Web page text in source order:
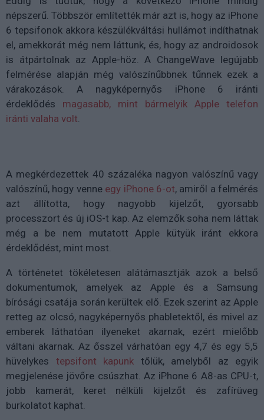
népszerű. Többször említették már azt is, hogy az iPhone
6 tepsifonok akkora készülékváltási hullámot indíthatnak
el, amekkorát még nem láttunk, és, hogy az androidosok
is átpártolnak az Apple-höz. A ChangeWave legújabb
felmérése alapján még valószínűbbnek tűnnek ezek a
várakozások. A nagyképernyős iPhone 6 iránti
érdeklődés magasabb, mint bármelyik Apple telefon
iránti valaha volt.
A megkérdezettek 40 százaléka nagyon valószínű vagy
valószínű, hogy venne egy iPhone 6-ot, amiről a felmérés
azt állította, hogy nagyobb kijelzőt, gyorsabb
processzort és új iOS-t kap. Az elemzők soha nem láttak
még a be nem mutatott Apple kütyük iránt ekkora
érdeklődést, mint most.
A történetet tökéletesen alátámasztják azok a belső
dokumentumok, amelyek az Apple és a Samsung
bírósági csatája során kerültek elő. Ezek szerint az Apple
retteg az olcsó, nagyképernyős phabletektől, és mivel az
emberek láthatóan ilyeneket akarnak, ezért mielőbb
váltani akarnak. Az ősszel várhatóan egy 4,7 és egy 5,5
hüvelykes tepsifont kapunk tőlük, amelyből az egyik
megjelenése jövőre csúszhat. Az iPhone 6 A8-as CPU-t,
jobb kamerát, keret nélküli kijelzőt és zafírüveg
burkolatot kaphat.